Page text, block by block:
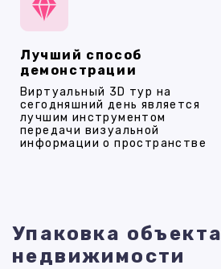
Лучший способ
демонстрации
Виртуальный 3D тур на
сегодняшний день является
лучшим инструментом
передачи визуальной
информации о пространстве
Упаковка объекта
недвижимости